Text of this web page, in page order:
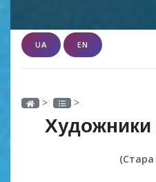
UA EN
> >
Художники
(Стара